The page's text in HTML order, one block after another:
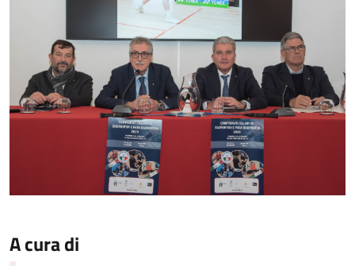
A cura di